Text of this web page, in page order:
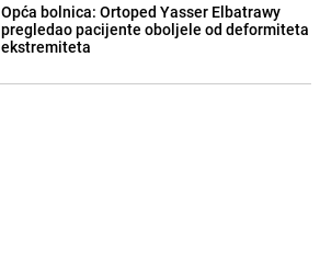
Opća bolnica: Ortoped Yasser Elbatrawy
pregledao pacijente oboljele od deformiteta
ekstremiteta